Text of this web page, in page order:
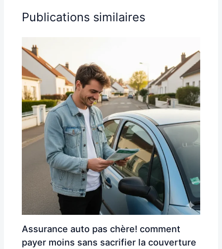
Publications similaires
Assurance auto pas chère! comment
payer moins sans sacrifier la couverture